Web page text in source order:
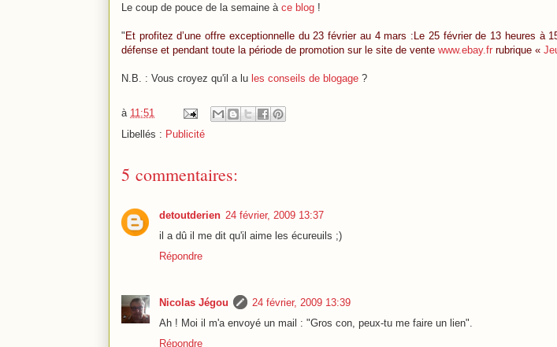
Le coup de pouce de la semaine à ce blog !
"Et profitez d’une offre exceptionnelle du 23 février au 4 mars :Le 25 février de 13 heures à
défense et pendant toute la période de promotion sur le site de vente www.ebay.fr rubrique «
N.B. : Vous croyez qu'il a lu les conseils de blogage ?
à 11:51
Libellés : Publicité
5 commentaires:
detoutderien 24 février, 2009 13:37
il a dû il me dit qu'il aime les écureuils ;)
Répondre
Nicolas Jégou
24 février, 2009 13:39
Ah ! Moi il m'a envoyé un mail : "Gros con, peux-tu me faire un lien".
Répondre